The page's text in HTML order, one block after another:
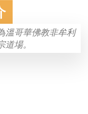
溫哥華佛教非牟利
場。